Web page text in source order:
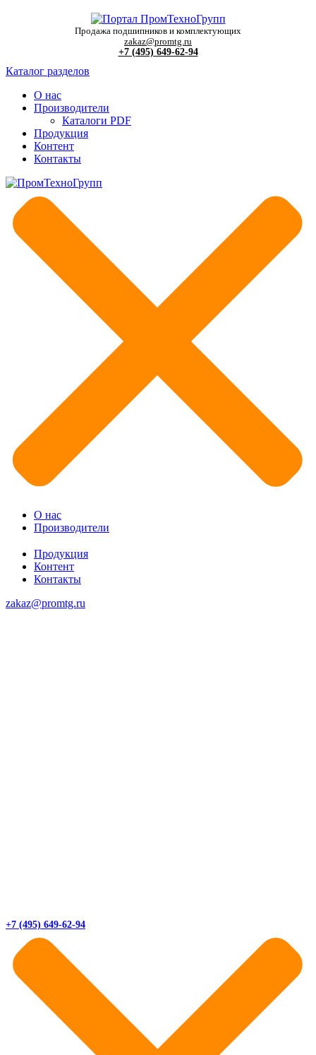
Продажа подшипников и комплектующих
zakaz@promtg.ru
+7 (495) 649-62-94
Каталог разделов
О нас
Производители
Каталоги PDF
Продукция
Контент
Контакты
О нас
Производители
Продукция
Контент
Контакты
zakaz@promtg.ru
+7 (495) 649-62-94